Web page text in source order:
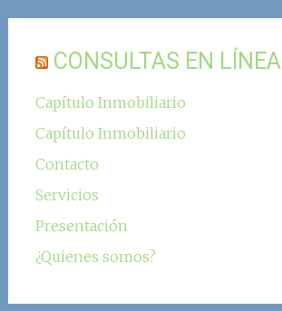
CONSULTAS EN LÍNEA
Capítulo Inmobiliario
Capítulo Inmobiliario
Contacto
Servicios
Presentación
¿Quienes somos?